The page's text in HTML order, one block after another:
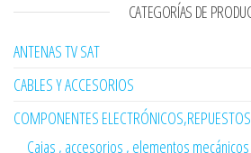
CATEGORÍAS DE
ANTENAS TV SAT
CABLES Y ACCESORIOS
COMPONENTES
Cajas , accesorios , elementos mecánicos